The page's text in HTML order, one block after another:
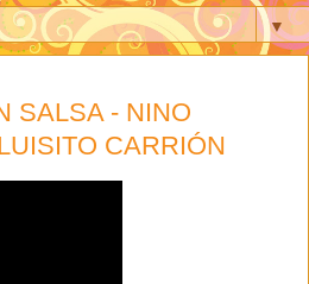
▼
SALSA - NINO
CARRIÓN